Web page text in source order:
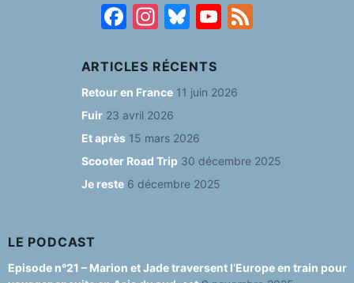
F
c
e
b
o
o
k
In
a
g
ra
m
Bl
e
s
y
Y
T
e
n
ARTICLES RÉCENTS
Retour en France 11 juin 2026
Fuir 23 avril 2026
Et après 15 mars 2026
Scooter Road Trip 30 décembre 2025
Je reste 6 décembre 2025
LE PODCAST
Episode n°21 – Marion et Jade traversent l’Europe en train pour